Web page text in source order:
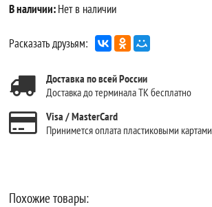
В наличии:Нет в наличии
Расказать друзьям:
Доставка по всей России
Доставка до терминала ТК бесплатно
Visa / MasterCard
Принимется оплата пластиковыми картами
Похожие товары: